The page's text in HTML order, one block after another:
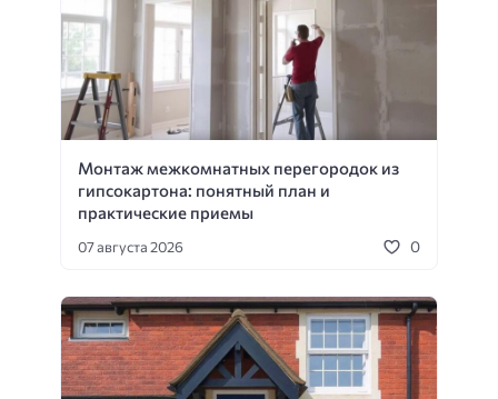
Монтаж межкомнатных перегородок из
гипсокартона: понятный план и
практические приемы
07 августа 2026 0